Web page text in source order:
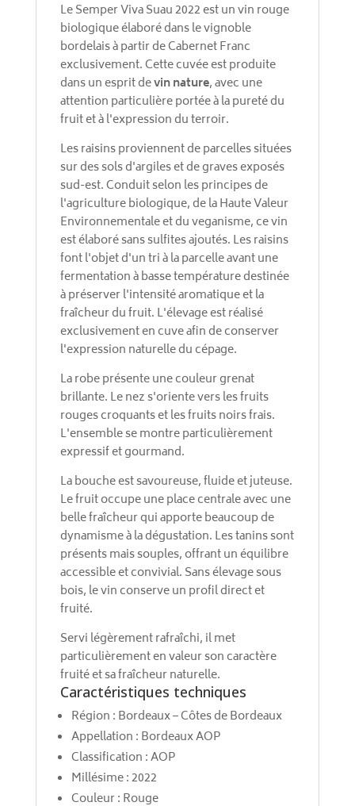
Le Semper Viva Suau 2022 est un vin rouge
biologique élaboré dans le vignoble
bordelais à partir de Cabernet Franc
exclusivement. Cette cuvée est produite
dans un esprit devin nature, avec une
attention particulière portée à la pureté du
fruit et à l'expression du terroir.
Les raisins proviennent de parcelles situées
sur des sols d'argiles et de graves exposés
sud-est. Conduit selon les principes de
l'agriculture biologique, de la Haute Valeur
Environnementale et du veganisme, ce vin
est élaboré sans sulfites ajoutés. Les raisins
font l'objet d'un tri à la parcelle avant une
fermentation à basse température destinée
à préserver l'intensité aromatique et la
fraîcheur du fruit. L'élevage est réalisé
exclusivement en cuve afin de conserver
l'expression naturelle du cépage.
La robe présente une couleur grenat
brillante. Le nez s'oriente vers les fruits
rouges croquants et les fruits noirs frais.
L'ensemble se montre particulièrement
expressif et gourmand.
La bouche est savoureuse, fluide et juteuse.
Le fruit occupe une place centrale avec une
belle fraîcheur qui apporte beaucoup de
dynamisme à la dégustation. Les tanins sont
présents mais souples, offrant un équilibre
accessible et convivial. Sans élevage sous
bois, le vin conserve un profil direct et
fruité.
Servi légèrement rafraîchi, il met
particulièrement en valeur son caractère
fruité et sa fraîcheur naturelle.
Caractéristiques techniques
Région : Bordeaux – Côtes de Bordeaux
Appellation : Bordeaux AOP
Classification : AOP
Millésime : 2022
Couleur : Rouge